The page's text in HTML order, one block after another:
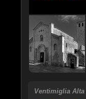
Ventimiglia Alta